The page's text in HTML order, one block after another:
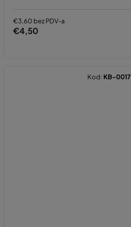
€3,60 bez PDV-a
€4,50
Kod: KB-0017